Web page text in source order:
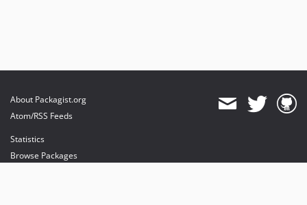
About Packagist.org
Atom/RSS Feeds
Statistics
Browse Packages